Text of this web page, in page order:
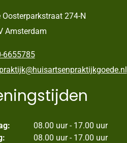
Oosterparkstraat 274-N
Amsterdam
6655785
praktijk@huisartsenpraktijkgoede.nl
08.00 uur - 17.00 uur
08.00 uur - 17.00 uur